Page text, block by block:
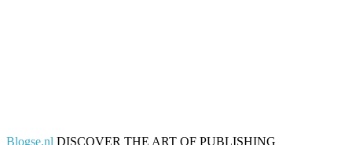
Blogse.nl DISCOVER THE ART OF PUBLISHING